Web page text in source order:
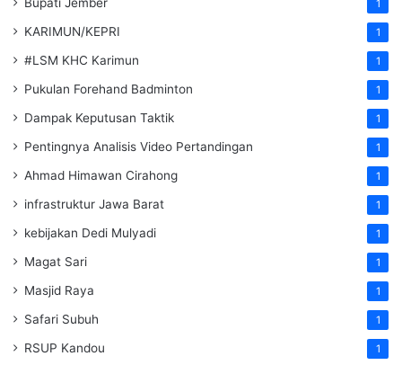
1
KARIMUN/KEPRI 1
#LSM KHC Karimun 1
Pukulan Forehand Badminton 1
Dampak Keputusan Taktik 1
Pentingnya Analisis Video Pertandingan 1
Ahmad Himawan Cirahong 1
infrastruktur Jawa Barat 1
kebijakan Dedi Mulyadi 1
Magat Sari 1
Masjid Raya 1
Safari Subuh 1
RSUP Kandou 1